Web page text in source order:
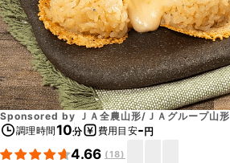
Sponsored by ＪＡ全農山形/ＪＡグループ山形
調理時間10分 費用目安-円
4.66 (18)